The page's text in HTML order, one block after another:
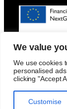
We value
We use cookies
personalised
clicking "Accept
Customise
POLÍTICA